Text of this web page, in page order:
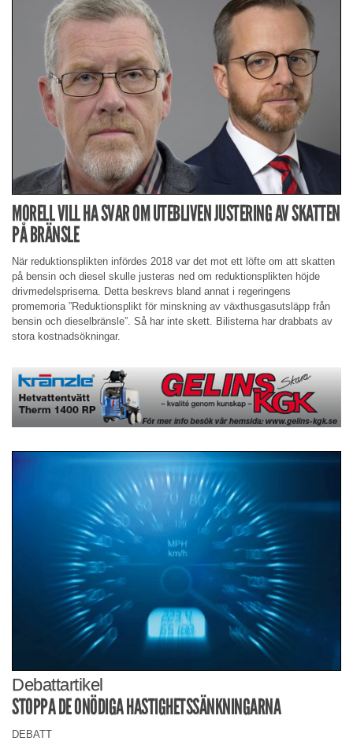
MORELL VILL HA SVAR OM UTEBLIVEN JUSTERING AV SKATTEN
PÅ BRÄNSLE
När reduktionsplikten infördes 2018 var det mot ett löfte om att skatten
på bensin och diesel skulle justeras ned om reduktionsplikten höjde
drivmedelspriserna. Detta beskrevs bland annat i regeringens
promemoria ”Reduktionsplikt för minskning av växthusgasutsläpp från
bensin och dieselbränsle”. Så har inte skett. Bilisterna har drabbats av
stora kostnadsökningar.
Debattartikel
STOPPA DE ONÖDIGA HASTIGHETSSÄNKNINGARNA
DEBATT